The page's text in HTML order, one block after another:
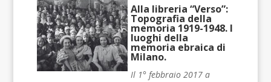
Alla libreria “Verso”:
Topografia della
memoria 1919-1948. I
luoghi della
memoria ebraica di
Milano.
Il 1° febbraio 2017 a